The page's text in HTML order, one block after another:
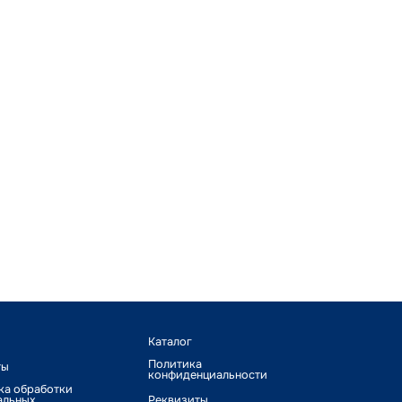
обработки
Каталог
Политика
конфиденциальности